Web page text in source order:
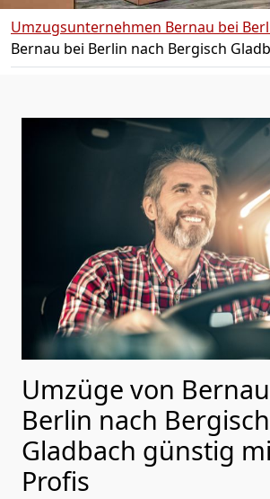
Umzugsunternehmen Bernau bei
Bernau bei Berlin nach Bergisch
Umzüge von
Berlin nach Bergisch
Gladbach günstig
Profis